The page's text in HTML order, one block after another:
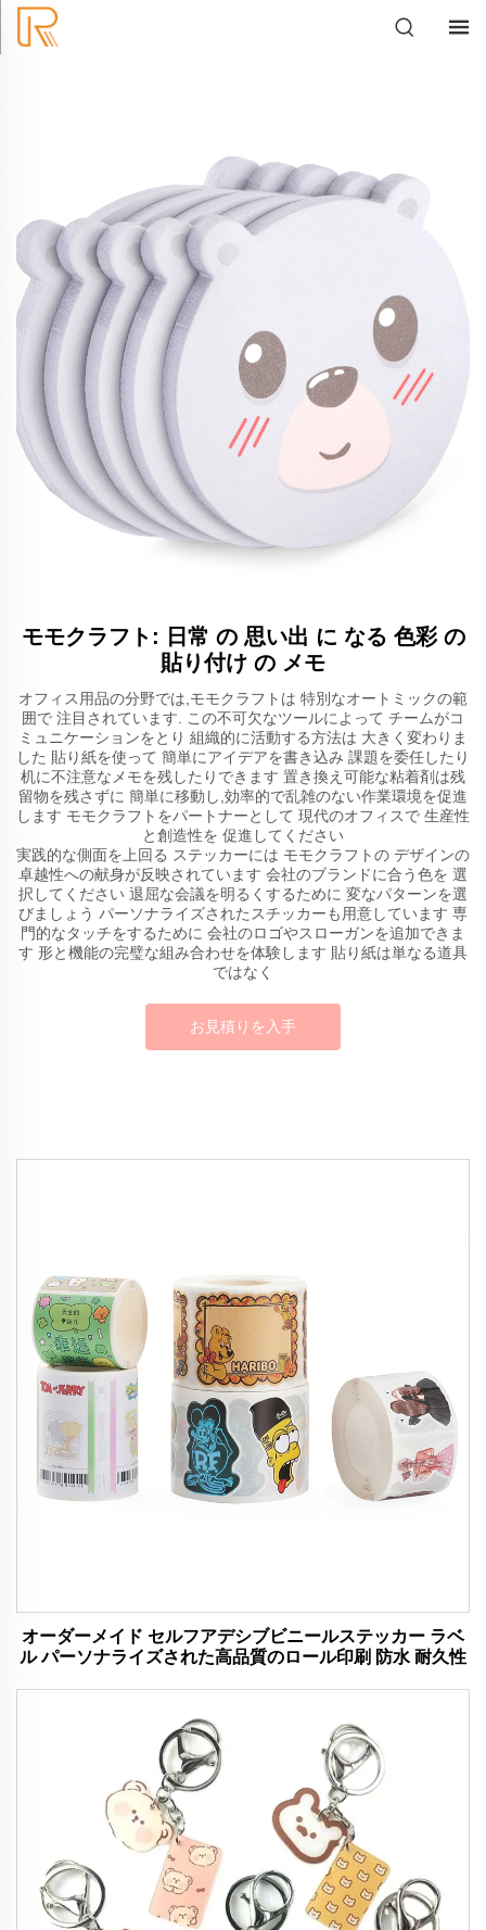
モモクラフト: 日常 の 思い出 に なる 色彩 の
貼り付け の メモ
オフィス用品の分野では,モモクラフトは 特別なオートミックの範
囲で 注目されています. この不可欠なツールによって チームがコ
ミュニケーションをとり 組織的に活動する方法は 大きく変わりま
した 貼り紙を使って 簡単にアイデアを書き込み 課題を委任したり
机に不注意なメモを残したりできます 置き換え可能な粘着剤は残
留物を残さずに 簡単に移動し,効率的で乱雑のない作業環境を促進
します モモクラフトをパートナーとして 現代のオフィスで 生産性
と創造性を 促進してください
実践的な側面を上回る ステッカーには モモクラフトの デザインの
卓越性への献身が反映されています 会社のブランドに合う色を 選
択してください 退屈な会議を明るくするために 変なパターンを選
びましょう パーソナライズされたスチッカーも用意しています 専
門的なタッチをするために 会社のロゴやスローガンを追加できま
す 形と機能の完璧な組み合わせを体験します 貼り紙は単なる道具
ではなく
お見積りを入手
オーダーメイド セルフアデシブビニールステッカー ラベ
ル パーソナライズされた高品質のロール印刷 防水 耐久性